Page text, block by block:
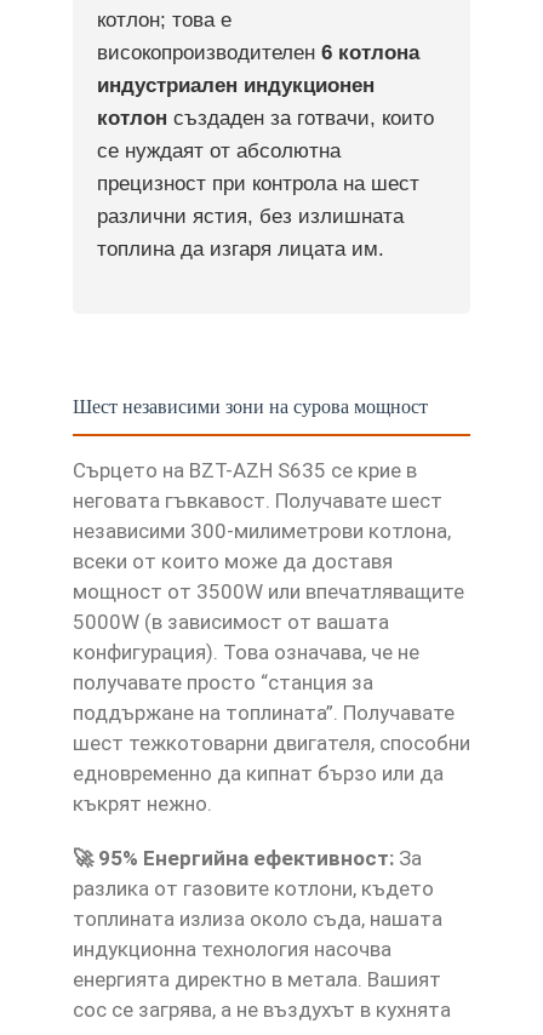
котлон; това е
високопроизводителен 6 котлона
индустриален индукционен
котлон създаден за готвачи, които
се нуждаят от абсолютна
прецизност при контрола на шест
различни ястия, без излишната
топлина да изгаря лицата им.
Шест независими зони на сурова мощност
Сърцето на BZT-AZH S635 се крие в
неговата гъвкавост. Получавате шест
независими 300-милиметрови котлона,
всеки от които може да доставя
мощност от 3500W или впечатляващите
5000W (в зависимост от вашата
конфигурация). Това означава, че не
получавате просто “станция за
поддържане на топлината”. Получавате
шест тежкотоварни двигателя, способни
едновременно да кипнат бързо или да
къкрят нежно.
🚀 95% Енергийна ефективност: За
разлика от газовите котлони, където
топлината излиза около съда, нашата
индукционна технология насочва
енергията директно в метала. Вашият
сос се загрява, а не въздухът в кухнята